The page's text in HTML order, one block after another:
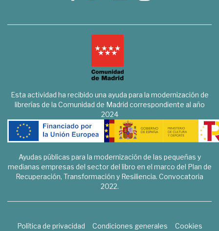
Esta actividad ha recibido una ayuda para la modernización de
librerías de la Comunidad de Madrid correspondiente al año
2024
Ayudas públicas para la modernización de las pequeñas y
medianas empresas del sector del libro en el marco del Plan de
Recuperación, Transformación y Resiliencia. Convocatoria
2022.
Política de privacidad Condiciones generales
Cookies